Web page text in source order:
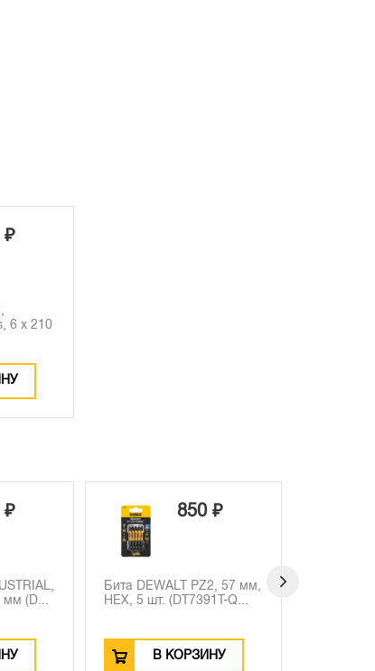
₽
6 x 210
₽
57 мм,
Q...
5 040 ₽
Набор сверл DEWALT
Extreme Impact по дереву,
В КОРЗИНУ